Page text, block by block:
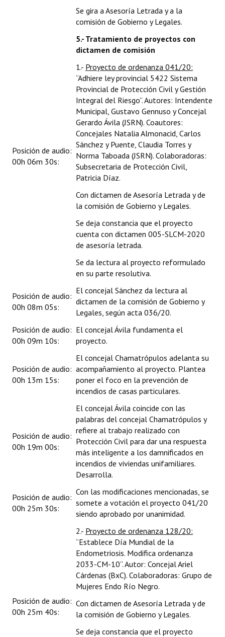
Se gira a Asesoría Letrada y a la
comisión de Gobierno y Legales.
Posición de audio:
00h 06m 30s:
5.- Tratamiento de proyectos con
dictamen de comisión
1.- Proyecto de ordenanza 041/20:
“Adhiere ley provincial 5422 Sistema
Provincial de Protección Civil y Gestión
Integral del Riesgo”. Autores: Intendente
Municipal, Gustavo Gennuso y Concejal
Gerardo Ávila (JSRN). Coautores:
Concejales Natalia Almonacid, Carlos
Sánchez y Puente, Claudia Torres y
Norma Taboada (JSRN). Colaboradoras:
Subsecretaria de Protección Civil,
Patricia Díaz.
Con dictamen de Asesoría Letrada y de
la comisión de Gobierno y Legales.
Se deja constancia que el proyecto
cuenta con dictamen 005-SLCM-2020
de asesoría letrada.
Se da lectura al proyecto reformulado
en su parte resolutiva.
Posición de audio:
00h 08m 05s:
El concejal Sánchez da lectura al
dictamen de la comisión de Gobierno y
Legales, según acta 036/20.
Posición de audio:
00h 09m 10s:
El concejal Ávila fundamenta el
proyecto.
Posición de audio:
00h 13m 15s:
El concejal Chamatrópulos adelanta su
acompañamiento al proyecto. Plantea
poner el foco en la prevención de
incendios de casas particulares.
Posición de audio:
00h 19m 00s:
El concejal Ávila coincide con las
palabras del concejal Chamatrópulos y
refiere al trabajo realizado con
Protección Civil para dar una respuesta
más inteligente a los damnificados en
incendios de viviendas unifamiliares.
Desarrolla.
Posición de audio:
00h 25m 30s:
Con las modificaciones mencionadas, se
somete a votación el proyecto 041/20
siendo aprobado por unanimidad.
Posición de audio:
00h 25m 40s:
2.- Proyecto de ordenanza 128/20:
“Establece Día Mundial de la
Endometriosis. Modifica ordenanza
2033-CM-10”. Autor: Concejal Ariel
Cárdenas (BxC). Colaboradoras: Grupo de
Mujeres Endo Río Negro.
Con dictamen de Asesoría Letrada y de
la comisión de Gobierno y Legales.
Se deja constancia que el proyecto